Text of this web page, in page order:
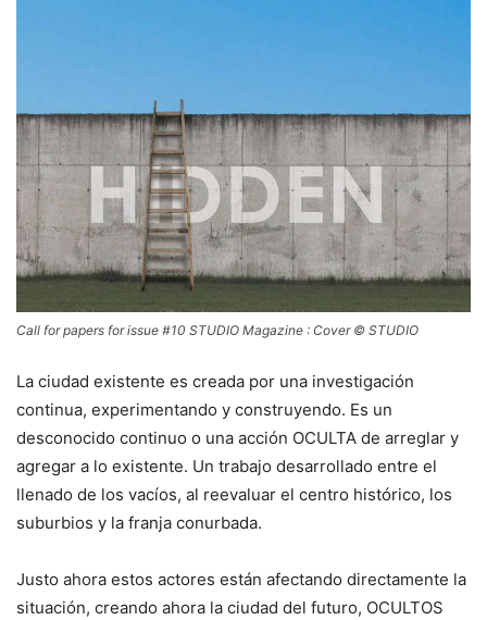
Call for papers for issue #10 STUDIO Magazine : Cover © STUDIO
La ciudad existente es creada por una investigación
continua, experimentando y construyendo. Es un
desconocido continuo o una acción OCULTA de arreglar y
agregar a lo existente. Un trabajo desarrollado entre el
llenado de los vacíos, al reevaluar el centro histórico, los
suburbios y la franja conurbada.
Justo ahora estos actores están afectando directamente la
situación, creando ahora la ciudad del futuro, OCULTOS